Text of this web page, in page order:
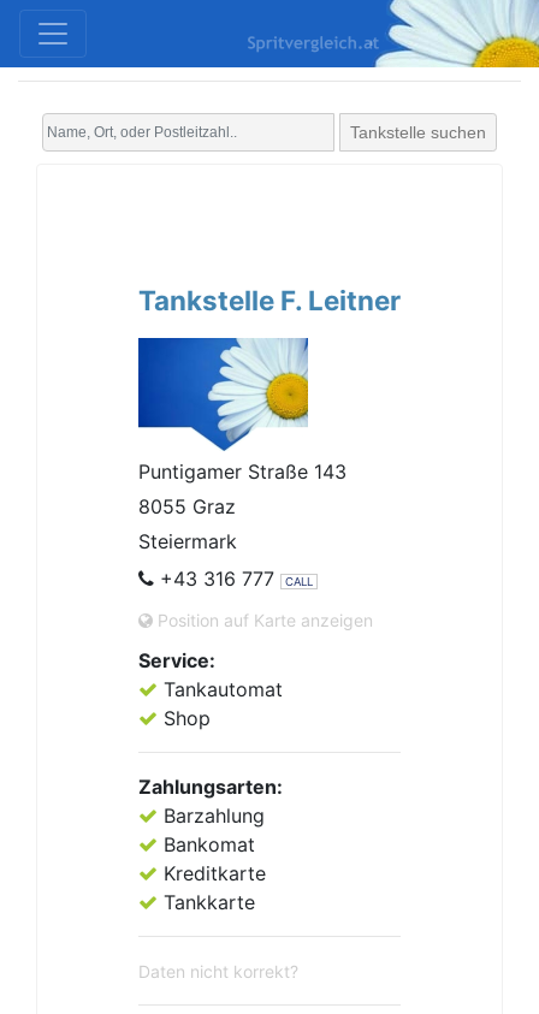
Tankstelle suchen
Tankstelle F. Leitner
Puntigamer Straße 143
8055 Graz
Steiermark
+43 316 777
CALL
Position auf Karte anzeigen
Service:
Tankautomat
Shop
Zahlungsarten:
Barzahlung
Bankomat
Kreditkarte
Tankkarte
Daten nicht korrekt?